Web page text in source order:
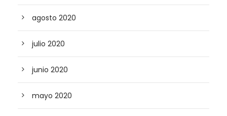
agosto 2020
julio 2020
junio 2020
mayo 2020